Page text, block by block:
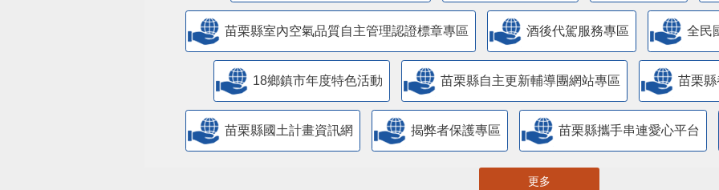
苗栗縣室內空氣品質自主管理認證標章專區 酒後代駕服務專區 全民
18鄉鎮市年度特色活動 苗栗縣自主更新輔導團網站專區 苗栗
苗栗縣國土計畫資訊網 揭弊者保護專區 苗栗縣攜手串連愛心平台
更多